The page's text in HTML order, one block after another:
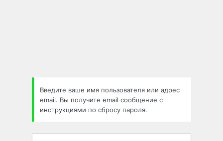
Введите ваше имя пользователя или адрес
email. Вы получите email сообщение с
инструкциями по сбросу пароля.